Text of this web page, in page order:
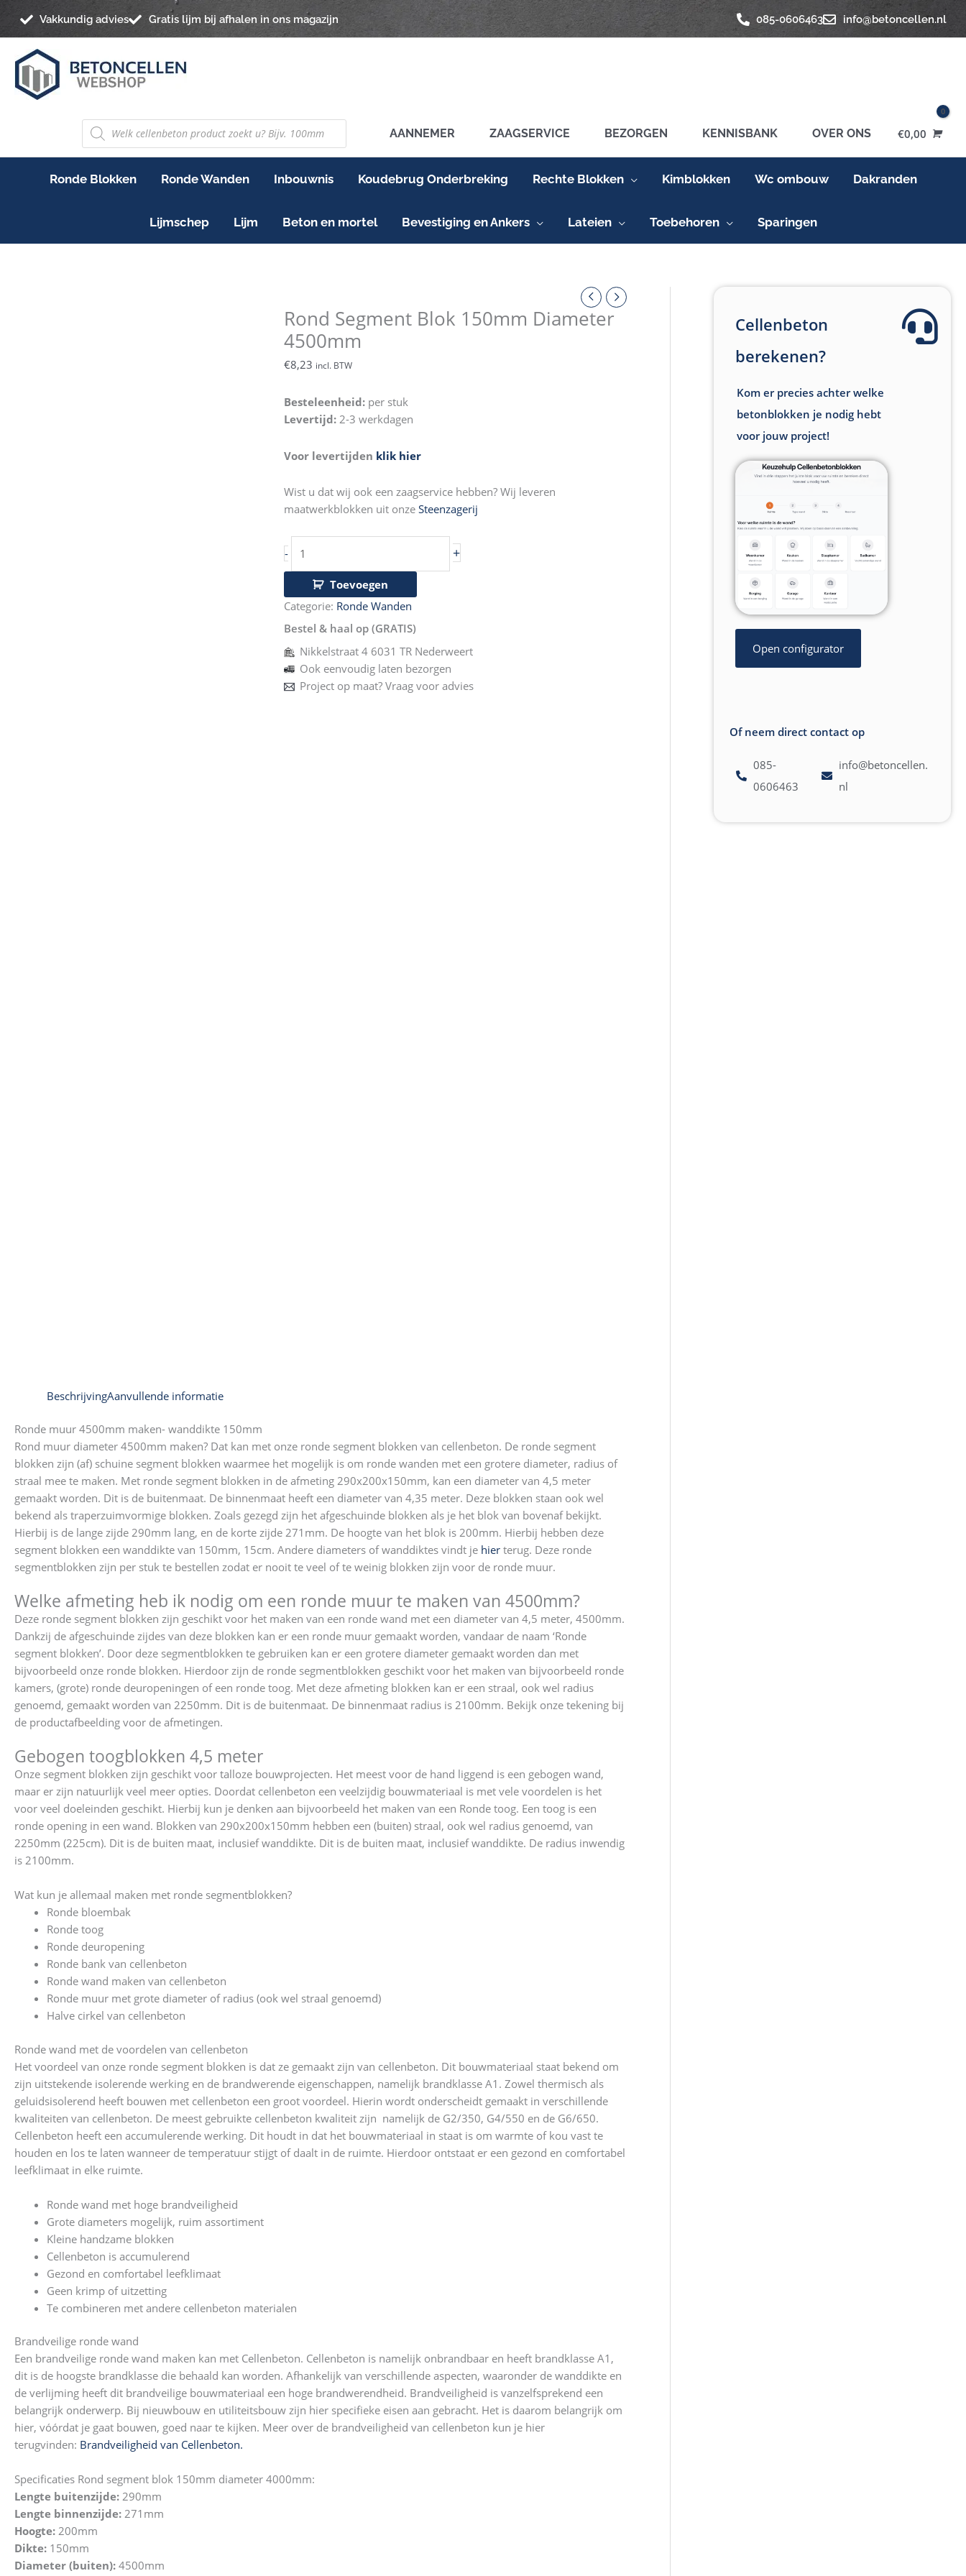
naar
de
inhoud
Vakkundig advies Gratis lijm bij afhalen in ons magazijn 085-0606463 info@betoncellen.nl
PRODUCTEN
ZOEKEN
AANNEMER ZAAGSERVICE BEZORGEN KENNISBANK OVER ONS €0,00
Ronde Blokken Ronde Wanden Inbouwnis Koudebrug Onderbreking Rechte Blokken Kimblokken Wc ombouw Dakranden
Lijmschep Lijm Beton en mortel Bevestiging en Ankers Lateien Toebehoren Sparingen
Rond Segment Blok 150mm Diameter
4500mm
€8,23 incl. BTW
Besteleenheid:per stuk
Levertijd: 2-3 werkdagen
Voor levertijden klik hier
Wist u dat wij ook een zaagservice hebben? Wij leveren
maatwerkblokken uit onze Steenzagerij
-
Segment
Blok
150mm
Diameter
aantal
+
Toevoegen
Categorie: Ronde Wanden
Bestel & haal op (GRATIS)
Nikkelstraat 4 6031 TR Nederweert
Ook eenvoudig laten bezorgen
Project op maat? Vraag voor advies
BeschrijvingAanvullende informatie
Ronde muur 4500mm maken- wanddikte 150mm
Rond muur diameter 4500mm maken? Dat kan met onze ronde segment blokken van cellenbeton. De ronde segment
blokken zijn (af) schuine segment blokken waarmee het mogelijk is om ronde wanden met een grotere diameter, radius of
straal mee te maken. Met ronde segment blokken in de afmeting 290x200x150mm, kan een diameter van 4,5 meter
gemaakt worden. Dit is de buitenmaat. De binnenmaat heeft een diameter van 4,35 meter. Deze blokken staan ook wel
bekend als traperzuimvormige blokken. Zoals gezegd zijn het afgeschuinde blokken als je het blok van bovenaf bekijkt.
Hierbij is de lange zijde 290mm lang, en de korte zijde 271mm. De hoogte van het blok is 200mm. Hierbij hebben deze
segment blokken een wanddikte van 150mm, 15cm. Andere diameters of wanddiktes vindt je hier terug. Deze ronde
segmentblokken zijn per stuk te bestellen zodat er nooit te veel of te weinig blokken zijn voor de ronde muur.
Welke afmeting heb ik nodig om een ronde muur te maken van 4500mm?
Deze ronde segment blokken zijn geschikt voor het maken van een ronde wand met een diameter van 4,5 meter, 4500mm.
Dankzij de afgeschuinde zijdes van deze blokken kan er een ronde muur gemaakt worden, vandaar de naam ‘Ronde
segment blokken’. Door deze segmentblokken te gebruiken kan er een grotere diameter gemaakt worden dan met
bijvoorbeeld onze ronde blokken. Hierdoor zijn de ronde segmentblokken geschikt voor het maken van bijvoorbeeld ronde
kamers, (grote) ronde deuropeningen of een ronde toog. Met deze afmeting blokken kan er een straal, ook wel radius
genoemd, gemaakt worden van 2250mm. Dit is de buitenmaat. De binnenmaat radius is 2100mm. Bekijk onze tekening bij
de productafbeelding voor de afmetingen.
Gebogen toogblokken 4,5 meter
Onze segment blokken zijn geschikt voor talloze bouwprojecten. Het meest voor de hand liggend is een gebogen wand,
maar er zijn natuurlijk veel meer opties. Doordat cellenbeton een veelzijdig bouwmateriaal is met vele voordelen is het
voor veel doeleinden geschikt. Hierbij kun je denken aan bijvoorbeeld het maken van een Ronde toog. Een toog is een
ronde opening in een wand. Blokken van 290x200x150mm hebben een (buiten) straal, ook wel radius genoemd, van
2250mm (225cm). Dit is de buiten maat, inclusief wanddikte. Dit is de buiten maat, inclusief wanddikte. De radius inwendig
is 2100mm.
Wat kun je allemaal maken met ronde segmentblokken?
Ronde bloembak
Ronde toog
Ronde deuropening
Ronde bank van cellenbeton
Ronde wand maken van cellenbeton
Ronde muur met grote diameter of radius (ook wel straal genoemd)
Halve cirkel van cellenbeton
Ronde wand met de voordelen van cellenbeton
Het voordeel van onze ronde segment blokken is dat ze gemaakt zijn van cellenbeton. Dit bouwmateriaal staat bekend om
zijn uitstekende isolerende werking en de brandwerende eigenschappen, namelijk brandklasse A1. Zowel thermisch als
geluidsisolerend heeft bouwen met cellenbeton een groot voordeel. Hierin wordt onderscheidt gemaakt in verschillende
kwaliteiten van cellenbeton. De meest gebruikte cellenbeton kwaliteit zijn namelijk de G2/350, G4/550 en de G6/650.
Cellenbeton heeft een accumulerende werking. Dit houdt in dat het bouwmateriaal in staat is om warmte of kou vast te
houden en los te laten wanneer de temperatuur stijgt of daalt in de ruimte. Hierdoor ontstaat er een gezond en comfortabel
leefklimaat in elke ruimte.
Ronde wand met hoge brandveiligheid
Grote diameters mogelijk, ruim assortiment
Kleine handzame blokken
Cellenbeton is accumulerend
Gezond en comfortabel leefklimaat
Geen krimp of uitzetting
Te combineren met andere cellenbeton materialen
Brandveilige ronde wand
Een brandveilige ronde wand maken kan met Cellenbeton. Cellenbeton is namelijk onbrandbaar en heeft brandklasse A1,
dit is de hoogste brandklasse die behaald kan worden. Afhankelijk van verschillende aspecten, waaronder de wanddikte en
de verlijming heeft dit brandveilige bouwmateriaal een hoge brandwerendheid. Brandveiligheid is vanzelfsprekend een
belangrijk onderwerp. Bij nieuwbouw en utiliteitsbouw zijn hier specifieke eisen aan gebracht. Het is daarom belangrijk om
hier, vóórdat je gaat bouwen, goed naar te kijken. Meer over de brandveiligheid van cellenbeton kun je hier
terugvinden: Brandveiligheid van Cellenbeton.
Specificaties Rond segment blok 150mm diameter 4000mm:
Lengte buitenzijde: 290mm
Lengte binnenzijde: 271mm
Hoogte: 200mm
Dikte: 150mm
Diameter (buiten): 4500mm
Cellenbeton
berekenen?
Kom er precies achter welke
betonblokken je nodig hebt
voor jouw project!
Open configurator
Of neem direct contact op
085-
0606463
info@betoncellen.
nl